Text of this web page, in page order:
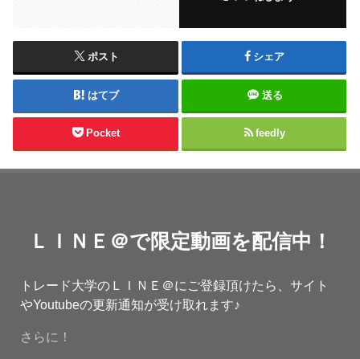
ポスト シェア
はてブ 送る
Pocket feedly
ＬＩＮＥ＠で限定動画を配信中！
トレード大学のＬＩＮＥ＠にご登録頂けたら、サイト
やYoutubeの更新通知が受け取れます♪
さらに！